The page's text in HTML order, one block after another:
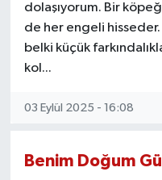
dolaşıyorum. Bir
de her engeli hisseder.
belki küçük
kol...
03 Eylül 2025 - 16:08
Benim Doğum
GÖLMARMARA
GÖRDES
KÖPRÜBAŞI
SOMA
ŞEHZADELER
SELENDİ
SOMA
TURGUTLU
LIFE
BİLİM VE
YAZARLAR
MANİSA'NIN